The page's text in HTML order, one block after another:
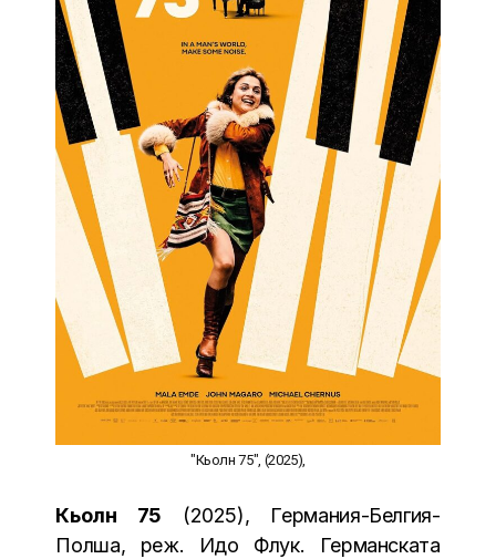
"Кьолн 75", (2025),
Кьолн 75 (2025), Германия-Белгия-
Полша, реж. Идо Флук. Германската